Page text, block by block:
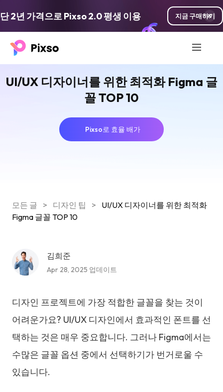
단 2년 가격으로 Pixso 2.0 평생 이용 지금 구매하기
UI/UX 디자이너를 위한 최적화 Figma 글
꼴 TOP 10
Pixso로 효율 배가
모든 글 > 디자인 팁 >
UI/UX 디자이너를 위한 최적화
Figma 글꼴 TOP 10
김희준
Apr 28, 2025 업데이트
디자인 프로젝트에 가장 적합한 글꼴을 찾는 것이
어려운가요? UI/UX 디자인에서 효과적인 폰트를 선
택하는 것은 매우 중요합니다. 그러나 Figma에서는
수많은 글꼴 옵션 중에서 선택하기가 번거로울 수
있습니다.